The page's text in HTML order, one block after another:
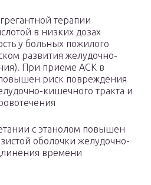
терапии
в низких дозах
у больных пожилого
развития желудочно-
При приеме АСК в
риск повреждения
кишечного тракта и
с этанолом повышен
оболочки желудочно-
времени